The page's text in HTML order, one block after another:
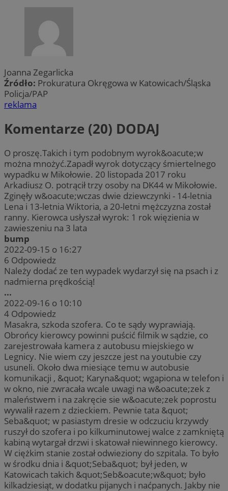
Joanna Zegarlicka
Źródło: Prokuratura Okręgowa w Katowicach/Śląska
Policja/PAP
reklama
Komentarze (20) DODAJ
O proszę.Takich i tym podobnym wyrok&oacute;w
można mnożyć.Zapadł wyrok dotyczący śmiertelnego
wypadku w Mikołowie. 20 listopada 2017 roku
Arkadiusz O. potrącił trzy osoby na DK44 w Mikołowie.
Zginęły w&oacute;wczas dwie dziewczynki - 14-letnia
Lena i 13-letnia Wiktoria, a 20-letni mężczyzna został
ranny. Kierowca usłyszał wyrok: 1 rok więzienia w
zawieszeniu na 3 lata
bump
2022-09-15 o 16:27
6 Odpowiedz
Należy dodać ze ten wypadek wydarzył się na psach i z
nadmierna prędkością!
...
2022-09-16 o 10:10
4 Odpowiedz
Masakra, szkoda szofera. Co te sądy wyprawiają.
Obrońcy kierowcy powinni puścić filmik w sądzie, co
zarejestrowała kamera z autobusu miejskiego w
Legnicy. Nie wiem czy jeszcze jest na youtubie czy
usuneli. Około dwa miesiące temu w autobusie
komunikacji , &quot; Karyna&quot; wgapiona w telefon i
w okno, nie zwracała wcale uwagi na w&oacute;zek z
maleństwem i na zakręcie sie w&oacute;zek poprostu
wywalił razem z dzieckiem. Pewnie tata &quot;
Seba&quot; w pasiastym dresie w odczuciu krzywdy
ruszył do szofera i po kilkuminutowej walce z zamkniętą
kabiną wytargał drzwi i skatował niewinnego kierowcy.
W ciężkim stanie został odwieziony do szpitala. To było
w środku dnia i &quot;Seba&quot; był jeden, w
Katowicach takich &quot;Seb&oacute;w&quot; było
kilkadziesiąt, w dodatku pijanych i naćpanych. Jakby nie